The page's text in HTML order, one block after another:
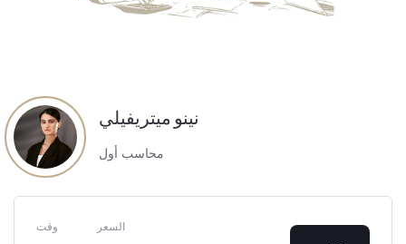
نينو ميتريفيلي
محاسب أول
وقت السعر